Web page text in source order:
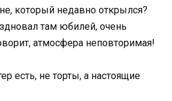
который недавно открылся?
там юбилей, очень
атмосфера неповторимая!
есть, не торты, а настоящие